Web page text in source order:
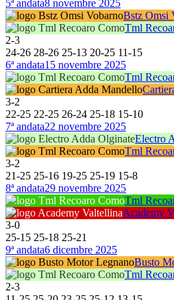
5ª andata8 novembre 2025
Bstz Omsi
Tml
2-3
24-26 28-26 25-13 20-25 11-15
6ª andata15 novembre 2025
Tml
3-2
22-25 22-25 26-24 25-18 15-10
7ª andata22 novembre 2025
Electro
Tml
3-2
21-25 25-16 19-25 25-19 15-8
8ª andata29 novembre 2025
Tml
Academy
3-0
25-15 25-18 25-21
9ª andata6 dicembre 2025
Busto
Tml
2-3